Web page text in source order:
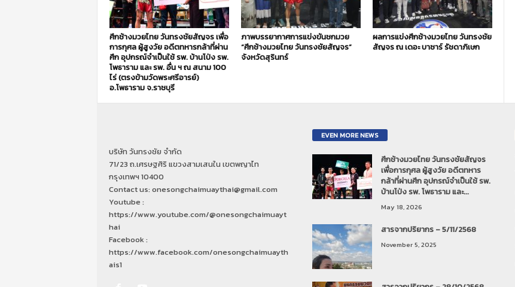
ศึกช้างมวยไทย วันทรงชัยสัญจร เพื่อ
การกุศล ผู้สูงวัย อดีตทหารกล้าที่ผ่าน
ศึก อุปกรณ์จำเป็นใช้ รพ. บ้านโป่ง รพ.
โพธาราม และ รพ. อื่น ฯ ณ สนาม 100
ไร่ (ตรงข้ามวัดพระศรีอารย์)
อ.โพธาราม จ.ราชบุรี
ภาพบรรยากาศการแข่งขันชกมวย
“ศึกช้างมวยไทย วันทรงชัยสัญจร”
จังหวัดสุรินทร์
ผลการแข่งศึกช้างมวยไทย วันทรงชัย
สัญจร ณ เดอะ บาซาร์ รัชดาภิเษก
บริษัท วันทรงชัย จำกัด
71/23 ถ.เศรษฐศิริ แขวงสามเสนใน เขตพญาไท
กรุงเทพฯ 10400
Contact us: onesongchaimuaythai@gmail.com
Youtube :
https://www.youtube.com/@onesongchaimuayt
hai
Facebook :
https://www.facebook.com/onesongchaimuayth
ais1
EVEN MORE NEWS
ศึกช้างมวยไทย วันทรงชัยสัญจร
เพื่อการกุศล ผู้สูงวัย อดีตทหาร
กล้าที่ผ่านศึก อุปกรณ์จำเป็นใช้ รพ.
บ้านโป่ง รพ. โพธาราม และ...
May 18, 2026
สารจากปริยากร – 5/11/2568
November 5, 2025